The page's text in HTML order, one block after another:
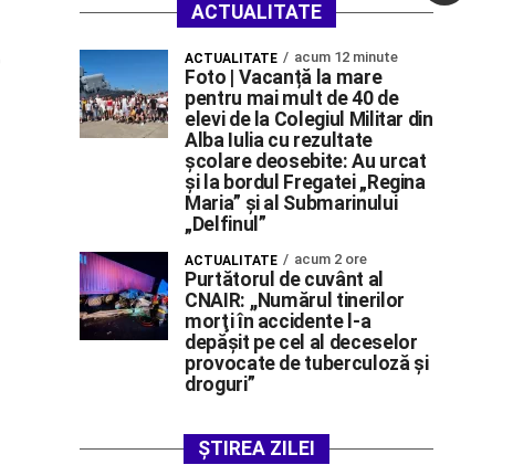
ACTUALITATE
ACTUALITATE acum 12 minute
Foto | Vacanță la mare
pentru mai mult de 40 de
elevi de la Colegiul Militar din
Alba Iulia cu rezultate
școlare deosebite: Au urcat
și la bordul Fregatei „Regina
Maria” și al Submarinului
„Delfinul”
ACTUALITATE acum 2 ore
Purtătorul de cuvânt al
CNAIR: ,,Numărul tinerilor
morţi în accidente l-a
depăşit pe cel al deceselor
provocate de tuberculoză şi
droguri”
ȘTIREA ZILEI